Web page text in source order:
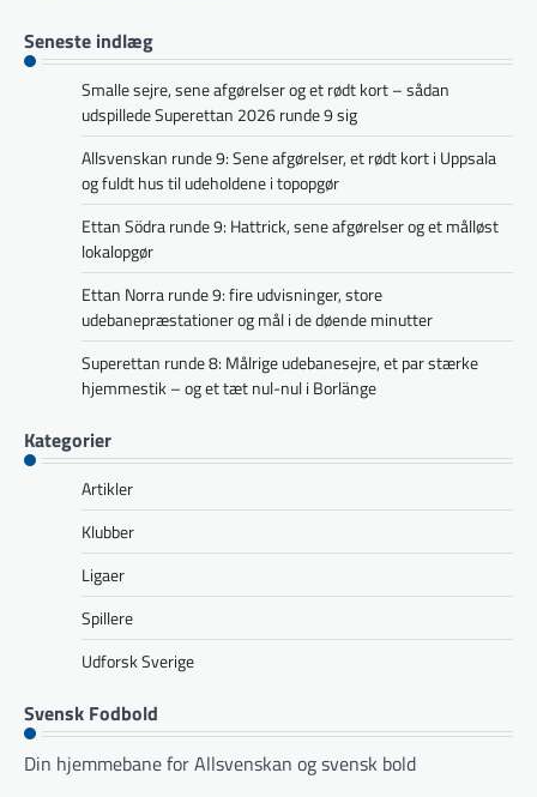
Seneste indlæg
Smalle sejre, sene afgørelser og et rødt kort – sådan
udspillede Superettan 2026 runde 9 sig
Allsvenskan runde 9: Sene afgørelser, et rødt kort i Uppsala
og fuldt hus til udeholdene i topopgør
Ettan Södra runde 9: Hattrick, sene afgørelser og et målløst
lokalopgør
Ettan Norra runde 9: fire udvisninger, store
udebanepræstationer og mål i de døende minutter
Superettan runde 8: Målrige udebanesejre, et par stærke
hjemmestik – og et tæt nul-nul i Borlänge
Kategorier
Artikler
Klubber
Ligaer
Spillere
Udforsk Sverige
Svensk Fodbold
Din hjemmebane for Allsvenskan og svensk bold